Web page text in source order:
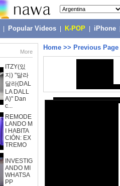
Popular Videos K-POP iPhone
More
ITZY(있
지) "달라
달라(DAL
LA DALL
A)" Dan
c...
REMODE
LANDO M
I HABITA
CIÓN: EX
TREMO
INVESTIG
ANDO MI
WHATSA
PP
Home >> Previous Page